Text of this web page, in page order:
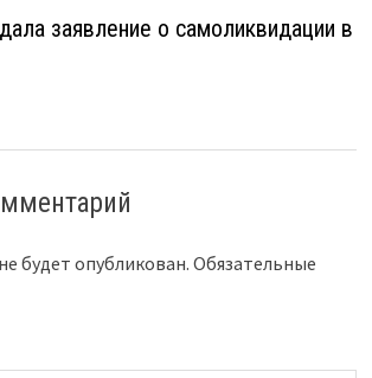
заявление о самоликвидации в
будет опубликован. Обязательные